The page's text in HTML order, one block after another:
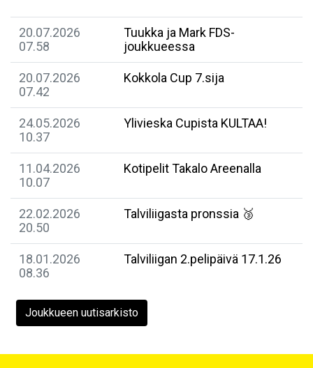
20.07.2026
07.58
Tuukka ja Mark FDS-
joukkueessa
20.07.2026
07.42
Kokkola Cup 7.sija
24.05.2026
10.37
Ylivieska Cupista KULTAA!
11.04.2026
10.07
Kotipelit Takalo Areenalla
22.02.2026
20.50
Talviliigasta pronssia 🥉
18.01.2026
08.36
Talviliigan 2.pelipäivä 17.1.26
Joukkueen uutisarkisto